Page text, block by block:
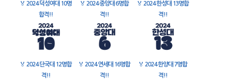
🏅 2024 덕성여대 10명
합격!!
🏅 2024 중앙대 6명합
격!!
🏅 2024 한성대 13명합
격!!
🏅 2024 단국대 12명합
격!!
🏅 2024 연세대 16명합
격!!
🏅 2024 한양대 7명합
격!!